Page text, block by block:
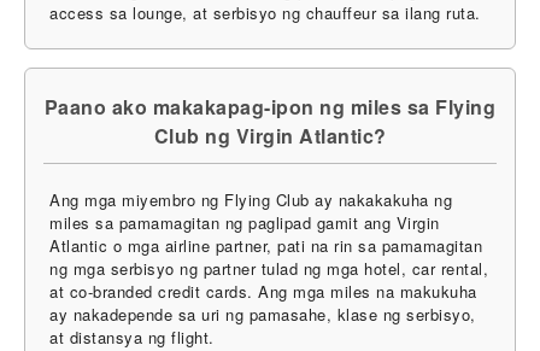
access sa lounge, at serbisyo ng chauffeur sa ilang ruta.
Paano ako makakapag-ipon ng miles sa Flying
Club ng Virgin Atlantic?
Ang mga miyembro ng Flying Club ay nakakakuha ng
miles sa pamamagitan ng paglipad gamit ang Virgin
Atlantic o mga airline partner, pati na rin sa pamamagitan
ng mga serbisyo ng partner tulad ng mga hotel, car rental,
at co-branded credit cards. Ang mga miles na makukuha
ay nakadepende sa uri ng pamasahe, klase ng serbisyo,
at distansya ng flight.